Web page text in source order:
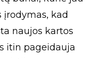
įrodymas, kad
naujos kartos
itin pageidauja